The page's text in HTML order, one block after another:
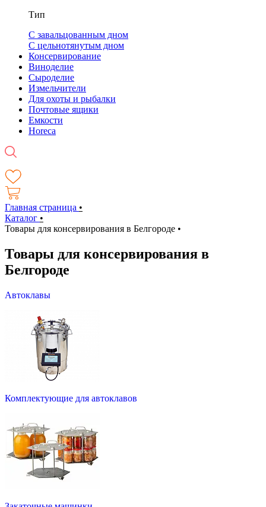
Тип
С завальцованным дном
С цельнотянутым дном
Консервирование
Виноделие
Сыроделие
Измельчители
Для охоты и рыбалки
Почтовые ящики
Емкости
Horeca
Главная страница •
Каталог •
Товары для консервирования в Белгороде •
Товары для консервирования в
Белгороде
Автоклавы
Комплектующие для автоклавов